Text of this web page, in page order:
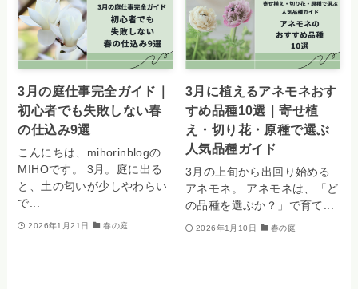
3月の庭仕事完全ガイド｜
初心者でも失敗しない春
の仕込み9選
こんにちは、mihorinblogの
MIHOです。 3月。庭に出る
と、土の匂いが少しやわらい
で...
2026年1月21日 春の庭
3月に植えるアネモネおす
すめ品種10選｜寄せ植
え・切り花・原種で選ぶ
人気品種ガイド
3月の上旬から出回り始める
アネモネ。 アネモネは、「ど
の品種を選ぶか？」で育て...
2026年1月10日 春の庭